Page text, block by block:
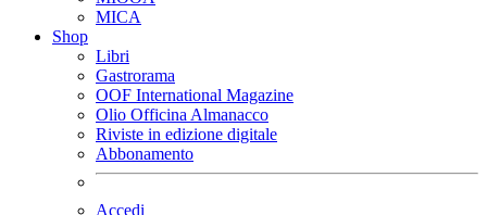
MICA
Shop
Libri
Gastrorama
OOF International Magazine
Olio Officina Almanacco
Riviste in edizione digitale
Abbonamento
Accedi